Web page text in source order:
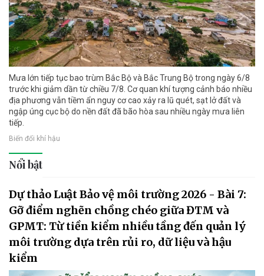
Mưa lớn tiếp tục bao trùm Bắc Bộ và Bắc Trung Bộ trong ngày 6/8
trước khi giảm dần từ chiều 7/8. Cơ quan khí tượng cảnh báo nhiều
địa phương vẫn tiềm ẩn nguy cơ cao xảy ra lũ quét, sạt lở đất và
ngập úng cục bộ do nền đất đã bão hòa sau nhiều ngày mưa liên
tiếp.
Biến đổi khí hậu
Nổi bật
Dự thảo Luật Bảo vệ môi trường 2026 - Bài 7:
Gỡ điểm nghẽn chồng chéo giữa ĐTM và
GPMT: Từ tiền kiểm nhiều tầng đến quản lý
môi trường dựa trên rủi ro, dữ liệu và hậu
kiểm